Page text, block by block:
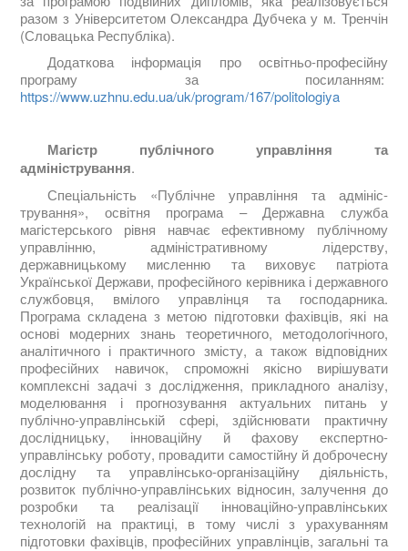
разом з Університетом Олександра Дубчека у м. Тренчін
(Словацька Республіка).
Додаткова інформація про освітньо-професійну
програму за посиланням:
https://www.uzhnu.edu.ua/uk/program/167/politologiya
Магістр публічного управління та
адміністрування.
Спеціальність «Публічне управління та адмініс­
трування», освітня програма – Державна служба
магістерського рівня навчає ефективному публічному
управлінню, адміністративному лідерству,
державницькому мисленню та виховує патріота
Української Держави, професійного керівника і державного
службовця, вмілого управлінця та господарника.
Програма складена з метою підготовки фахівців, які на
основі модерних знань теоре­тичного, методологічного,
аналітичного і практичного змісту, а та­кож відповідних
професійних навичок, спроможні якісно вирі­шувати
комплексні задачі з дослідження, прикладного аналізу,
моделювання і прогнозування актуальних питань у
публічно-управлінській сфері, здійснювати практичну
дослідницьку, інноваційну й фахову експертно-
управлінську роботу, провадити самостійну й доброчесну
дослідну та управлінсько-організаційну діяльність,
розвиток публічно-управлін­ських відносин, залучення до
розробки та реалі­зації інноваційно-управлінських
технологій на практиці, в тому числі з урахуванням
підготовки фахівців, професійних управлінців, загальні та